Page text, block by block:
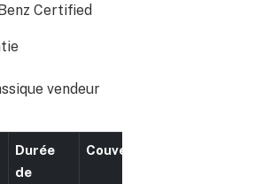
Certified
vendeur
Durée
de
Couverture